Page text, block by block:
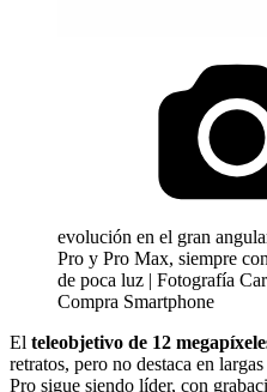
evolución en el gran
Pro y Pro Max, siempre
de poca luz | Fotografía
Compra Smartphone
El teleobjetivo de 12
retratos, pero no destaca en
Pro sigue siendo líder, con